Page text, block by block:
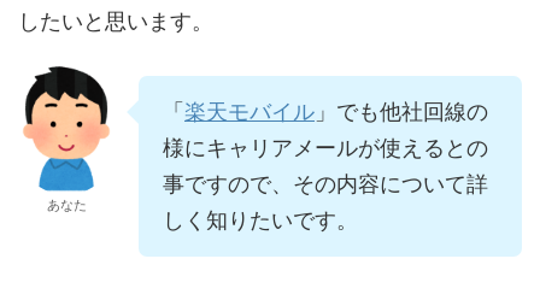
したいと思います。
あなた
「 楽天モバイル 」でも他社回線の
様にキャリアメールが使えるとの
事ですので、その内容について詳
しく知りたいです。